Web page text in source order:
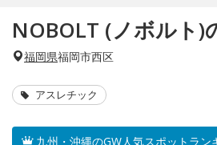
NOBOLT (ノボルト)
福岡県福岡市西区
アスレチック
九州・沖縄のGW人気スポットラン